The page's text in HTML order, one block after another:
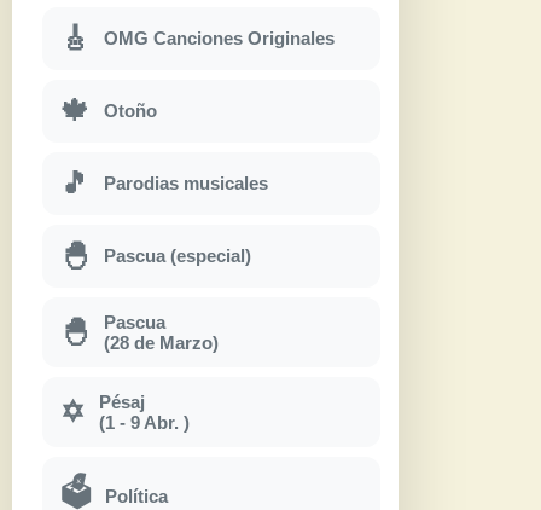
🎸 OMG Canciones Originales
🍁 Otoño
🎵 Parodias musicales
🐣 Pascua (especial)
🐣
Pascua
(28 de Marzo)
✡
Pésaj
(1 - 9 Abr. )
🗳 Política